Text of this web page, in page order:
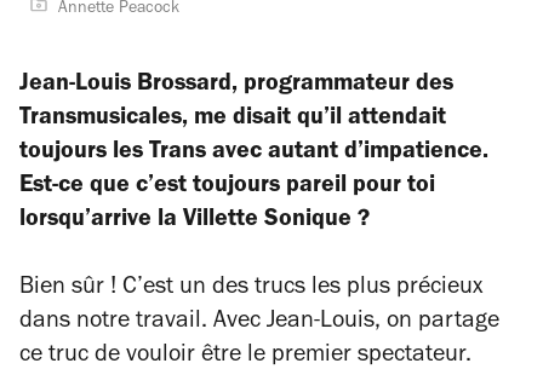
Annette Peacock
Jean-Louis Brossard, programmateur des
Transmusicales, me disait qu’il attendait
toujours les Trans avec autant d’impatience.
Est-ce que c’est toujours pareil pour toi
lorsqu’arrive la Villette Sonique ?
Bien sûr ! C’est un des trucs les plus précieux
dans notre travail. Avec Jean-Louis, on partage
ce truc de vouloir être le premier spectateur.